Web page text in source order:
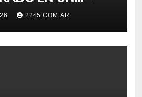
QUE TERMINÓ
Y VUELCO
2245.COM.AR